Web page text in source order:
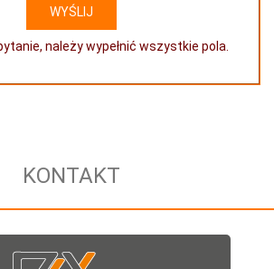
należy wypełnić wszystkie pola.
KONTAKT